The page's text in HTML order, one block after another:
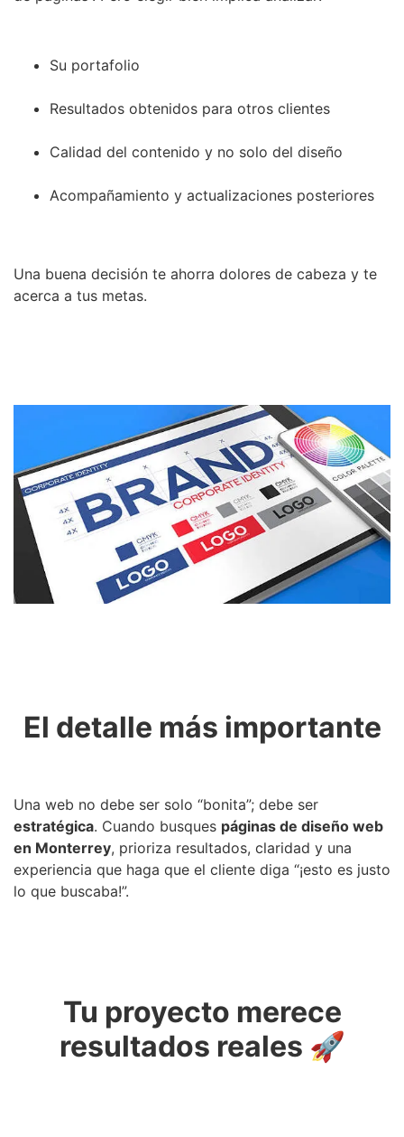
Su portafolio
Resultados obtenidos para otros clientes
Calidad del contenido y no solo del diseño
Acompañamiento y actualizaciones posteriores
Una buena decisión te ahorra dolores de cabeza y te
acerca a tus metas.
El detalle más importante
Una web no debe ser solo “bonita”; debe ser
estratégica. Cuando busques páginas de diseño web
en Monterrey, prioriza resultados, claridad y una
experiencia que haga que el cliente diga “¡esto es justo
lo que buscaba!”.
Tu proyecto merece
resultados reales 🚀